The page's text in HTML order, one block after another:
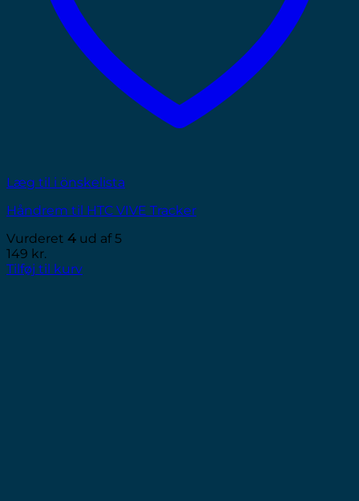
Læg til i önskelista
Håndrem til HTC VIVE Tracker
Vurderet 4 ud af 5
149 kr.
Tilføj til kurv